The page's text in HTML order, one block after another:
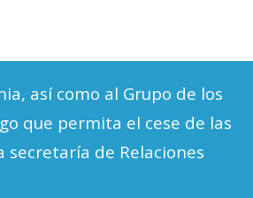
así como al Grupo de los
que permita el cese de las
secretaría de Relaciones